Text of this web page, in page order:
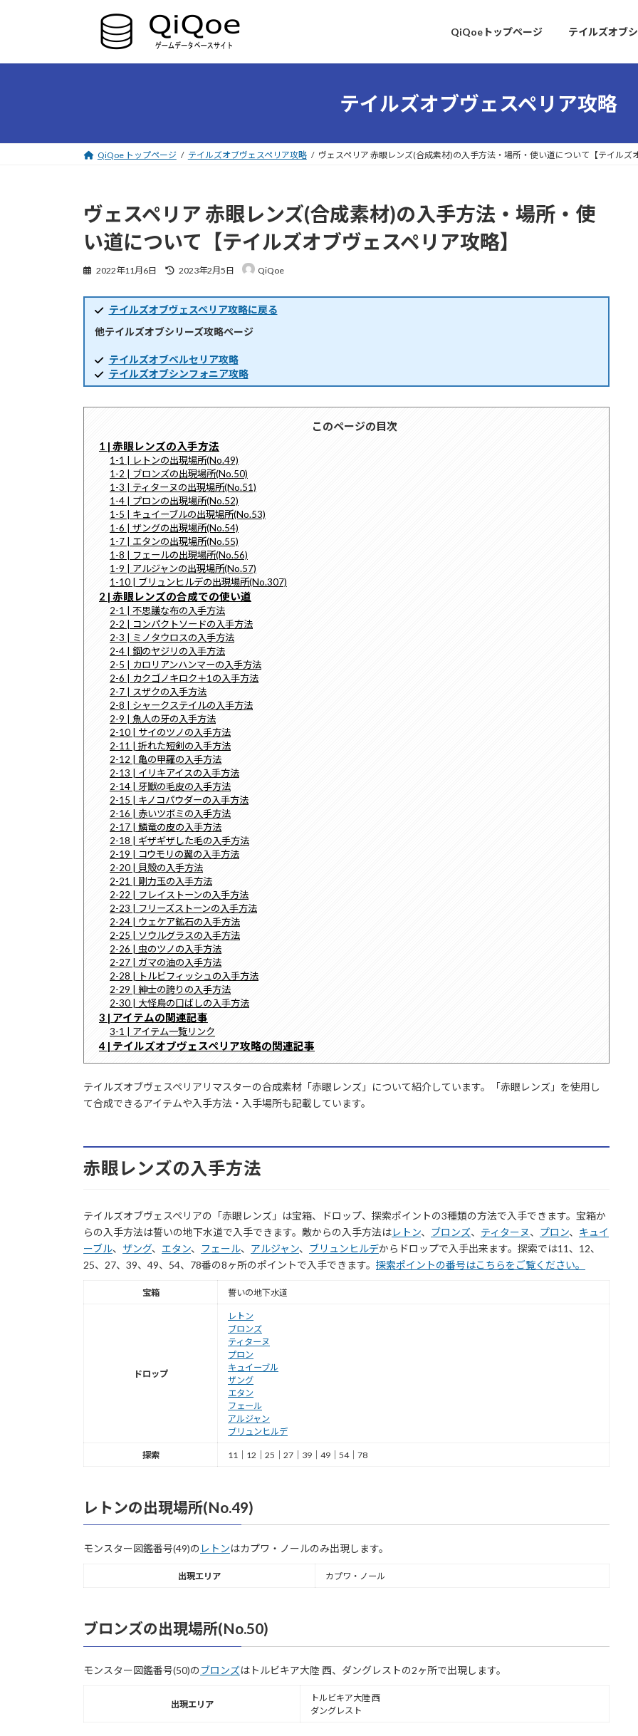
ツ
シ
QiQoeトップページ テイルズオブ
テイルズオブヴェスペリア攻略
QiQoe トップページ テイルズオブヴェスペリア攻略 ヴェスペリア 赤眼レンズ(合成素材)の入手方法・場所・使い道について【テイルズ
ヴェスペリア 赤眼レンズ(合成素材)の入手方法・場所・使
い道について【テイルズオブヴェスペリア攻略】
2022年11月6日
最
新
日
時
2023年2月5日 QiQoe
テイルズオブヴェスペリア攻略に戻る
他テイルズオブシリーズ攻略ページ
テイルズオブベルセリア攻略
テイルズオブシンフォニア攻略
このページの目次
1 | 赤眼レンズの入手方法
1-1 | レトンの出現場所(No.49)
1-2 | ブロンズの出現場所(No.50)
1-3 | ティターヌの出現場所(No.51)
1-4 | プロンの出現場所(No.52)
1-5 | キュイーブルの出現場所(No.53)
1-6 | ザングの出現場所(No.54)
1-7 | エタンの出現場所(No.55)
1-8 | フェールの出現場所(No.56)
1-9 | アルジャンの出現場所(No.57)
1-10 | ブリュンヒルデの出現場所(No.307)
2 | 赤眼レンズの合成での使い道
2-1 | 不思議な布の入手方法
2-2 | コンパクトソードの入手方法
2-3 | ミノタウロスの入手方法
2-4 | 鋼のヤジリの入手方法
2-5 | カロリアンハンマーの入手方法
2-6 | カクゴノキロク＋1の入手方法
2-7 | スザクの入手方法
2-8 | シャークステイルの入手方法
2-9 | 魚人の牙の入手方法
2-10 | サイのツノの入手方法
2-11 | 折れた短剣の入手方法
2-12 | 亀の甲羅の入手方法
2-13 | イリキアイスの入手方法
2-14 | 牙獣の毛皮の入手方法
2-15 | キノコパウダーの入手方法
2-16 | 赤いツボミの入手方法
2-17 | 鱗竜の皮の入手方法
2-18 | ギザギザした毛の入手方法
2-19 | コウモリの翼の入手方法
2-20 | 貝殻の入手方法
2-21 | 剛力玉の入手方法
2-22 | フレイストーンの入手方法
2-23 | フリーズストーンの入手方法
2-24 | ウェケア鉱石の入手方法
2-25 | ソウルグラスの入手方法
2-26 | 虫のツノの入手方法
2-27 | ガマの油の入手方法
2-28 | トルビフィッシュの入手方法
2-29 | 紳士の誇りの入手方法
2-30 | 大怪鳥の口ばしの入手方法
3 | アイテムの関連記事
3-1 | アイテム一覧リンク
4 | テイルズオブヴェスペリア攻略の関連記事
テイルズオブヴェスペリアリマスターの合成素材「赤眼レンズ」について紹介しています。「赤眼レンズ」を使用し
て合成できるアイテムや入手方法・入手場所も記載しています。
赤眼レンズの入手方法
テイルズオブヴェスペリアの「赤眼レンズ」は宝箱、ドロップ、探索ポイントの3種類の方法で入手できます。宝箱か
らの入手方法は誓いの地下水道で入手できます。敵からの入手方法はレトン、 ブロンズ、 ティターヌ、 プロン、 キュイ
ーブル、 ザング、 エタン、 フェール、 アルジャン、 ブリュンヒルデからドロップで入手出来ます。探索では11、12、
25、27、39、49、54、78番の8ヶ所のポイントで入手できます。 探索ポイントの番号はこちらをご覧ください。
宝箱 誓いの地下水道
ドロップ
レトン
ブロンズ
ティターヌ
プロン
キュイーブル
ザング
エタン
フェール
アルジャン
ブリュンヒルデ
探索 11｜12｜25｜27｜39｜49｜54｜78
レトンの出現場所(No.49)
モンスター図鑑番号(49)の レトンはカプワ・ノールのみ出現します。
出現エリア カプワ・ノール
ブロンズの出現場所(No.50)
モンスター図鑑番号(50)のブロンズはトルビキア大陸 西、ダングレストの2ヶ所で出現します。
出現エリア
トルビキア大陸 西
ダングレスト